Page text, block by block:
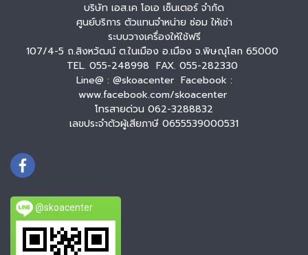
บริษัท เอส.เค โอเอ เซ็นเตอร์ จำกัด
ศูนย์บริการ ตัวแทนจำหน่าย ซ่อม ให้เช่า
ระบบวางเครื่องให้ใช้ฟรี
107/4-5 ถ.สิงหวัฒน์ ต.ในเมือง อ.เมือง จ.พิษณุโลก 65000
TEL. 055-248998 FAX. 055-282330
Line@ : @skoacenter Facebook :
www.facebook.com/skoacenter
โทรสายด่วน 062-3288832
เลขประจำตัวผู้เสียภาษี 0655539000531
@skoacenter